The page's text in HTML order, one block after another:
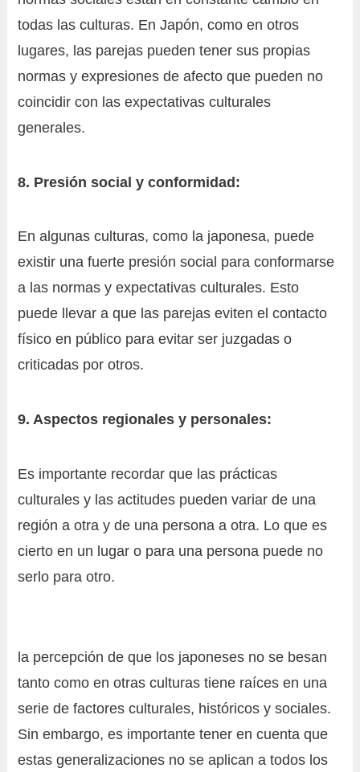
todas las culturas. En Japón, como en otros
lugares, las parejas pueden tener sus propias
normas y expresiones de afecto que pueden no
coincidir con las expectativas culturales
generales.
8. Presión social y conformidad:
En algunas culturas, como la japonesa, puede
existir una fuerte presión social para conformarse
a las normas y expectativas culturales. Esto
puede llevar a que las parejas eviten el contacto
físico en público para evitar ser juzgadas o
criticadas por otros.
9. Aspectos regionales y personales:
Es importante recordar que las prácticas
culturales y las actitudes pueden variar de una
región a otra y de una persona a otra. Lo que es
cierto en un lugar o para una persona puede no
serlo para otro.
la percepción de que los japoneses no se besan
tanto como en otras culturas tiene raíces en una
serie de factores culturales, históricos y sociales.
Sin embargo, es importante tener en cuenta que
estas generalizaciones no se aplican a todos los